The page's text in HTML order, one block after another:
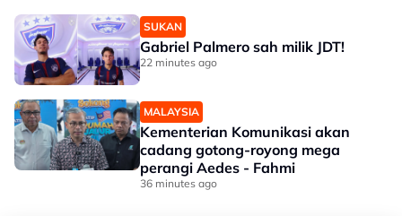
SUKAN
Gabriel Palmero sah milik JDT!
22 minutes ago
MALAYSIA
Kementerian Komunikasi akan
cadang gotong-royong mega
perangi Aedes - Fahmi
36 minutes ago